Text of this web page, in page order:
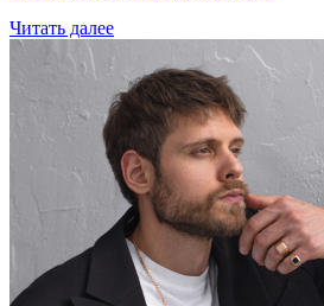
Читать далее